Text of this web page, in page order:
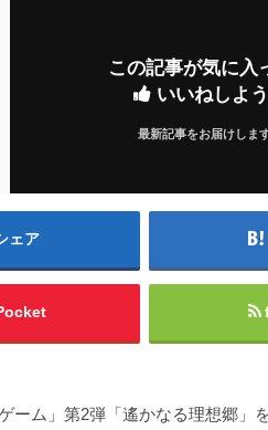
この記事が気に入
いいねしよう
最新記事をお届けします
ェア
ーム」第2弾「遙かなる理想郷」